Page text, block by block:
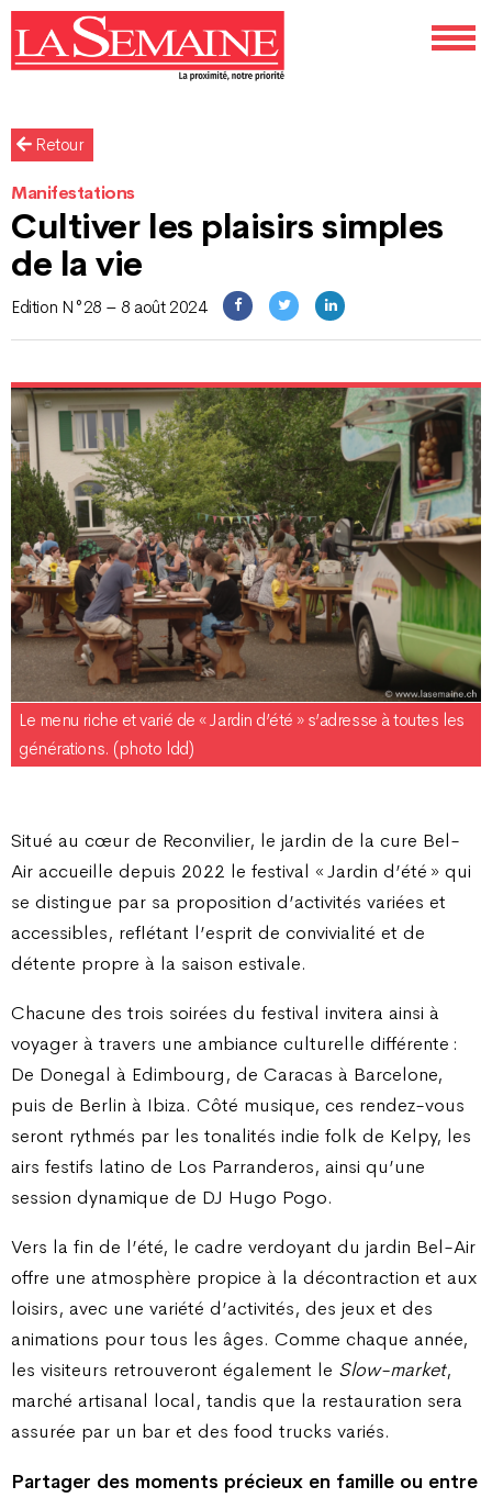
Retour
Manifestations
Cultiver les plaisirs simples
de la vie
Edition N°28 – 8 août 2024
Le menu riche et varié de « Jardin d’été » s’adresse à toutes les
générations. (photo ldd)
Situé au cœur de Reconvilier, le jardin de la cure Bel-
Air accueille depuis 2022 le festival « Jardin d’été » qui
se distingue par sa proposition d’activités variées et
accessibles, reflétant l’esprit de convivialité et de
détente propre à la saison estivale.
Chacune des trois soirées du festival invitera ainsi à
voyager à travers une ambiance culturelle différente :
De Donegal à Edimbourg, de Caracas à Barcelone,
puis de Berlin à Ibiza. Côté musique, ces rendez-vous
seront rythmés par les tonalités indie folk de Kelpy, les
airs festifs latino de Los Parranderos, ainsi qu’une
session dynamique de DJ Hugo Pogo.
Vers la fin de l’été, le cadre verdoyant du jardin Bel-Air
offre une atmosphère propice à la décontraction et aux
loisirs, avec une variété d’activités, des jeux et des
animations pour tous les âges. Comme chaque année,
les visiteurs retrouveront également le Slow-market,
marché artisanal local, tandis que la restauration sera
assurée par un bar et des food trucks variés.
Partager des moments précieux en famille ou entre